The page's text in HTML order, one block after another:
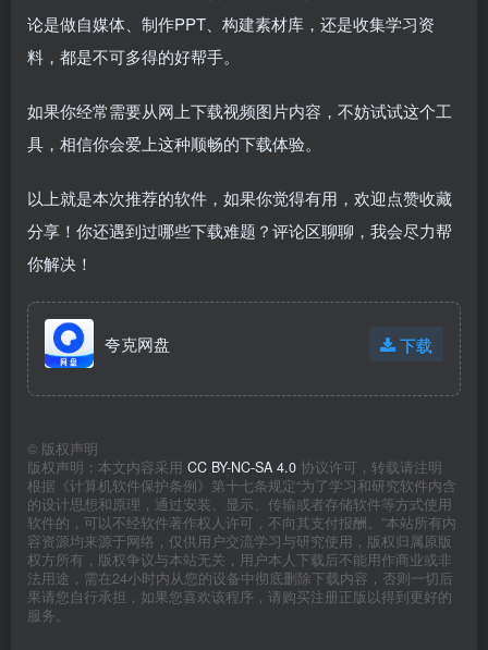
论是做自媒体、制作PPT、构建素材库，还是收集学习资
料，都是不可多得的好帮手。
如果你经常需要从网上下载视频图片内容，不妨试试这个工
具，相信你会爱上这种顺畅的下载体验。
以上就是本次推荐的软件，如果你觉得有用，欢迎点赞收藏
分享！你还遇到过哪些下载难题？评论区聊聊，我会尽力帮
你解决！
夸克网盘 下载
© 版权声明
版权声明：本文内容采用 CC BY-NC-SA 4.0 协议许可，转载请注明
根据《计算机软件保护条例》第十七条规定“为了学习和研究软件内含
的设计思想和原理，通过安装、显示、传输或者存储软件等方式使用
软件的，可以不经软件著作权人许可，不向其支付报酬。”本站所有内
容资源均来源于网络，仅供用户交流学习与研究使用，版权归属原版
权方所有，版权争议与本站无关，用户本人下载后不能用作商业或非
法用途，需在24小时内从您的设备中彻底删除下载内容，否则一切后
果请您自行承担，如果您喜欢该程序，请购买注册正版以得到更好的
服务。